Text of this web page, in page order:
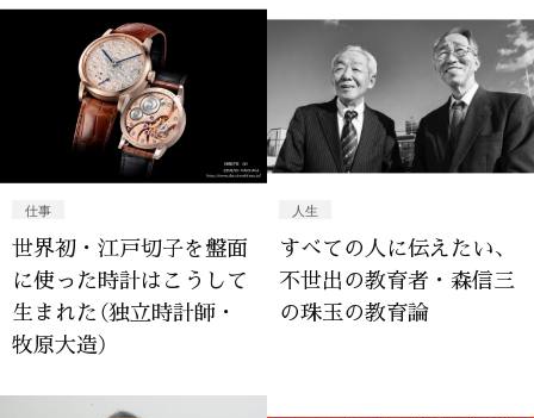
仕事
世界初・江戸切子を盤面
に使った時計はこうして
生まれた（独立時計師・
牧原大造）
人生
すべての人に伝えたい、
不世出の教育者・森信三
の珠玉の教育論